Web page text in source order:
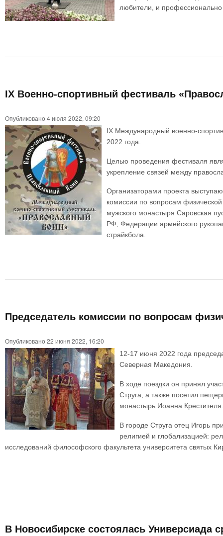
любители, и
IХ Военно-спортивный фестиваль
Опубликовано 4 июля 2022, 09:20
IХ Международный военно-
2022 года.
Целью проведения фестиваля
укрепление связей между
Организаторами проекта
комиссии по вопросам физической
мужского монастыря Саровская
РФ, Федерации армейского
страйкбола.
Председатель комиссии по вопросам
Опубликовано 22 июня 2022, 16:20
12-17 июня 2022 года
Северная Македония.
В ходе поездки он принял
Струга, а также посетил
монастырь Иоанна Крестителя.
В городе Струга отец Игорь
религией и глобализацией:
исследований философского факультета университета святых
В Новосибирске состоялась Универсиада